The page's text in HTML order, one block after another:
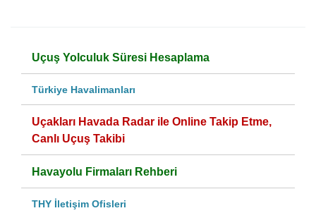
Uçuş Yolculuk Süresi Hesaplama
Türkiye Havalimanları
Uçakları Havada Radar ile Online Takip Etme,
Canlı Uçuş Takibi
Havayolu Firmaları Rehberi
THY İletişim Ofisleri